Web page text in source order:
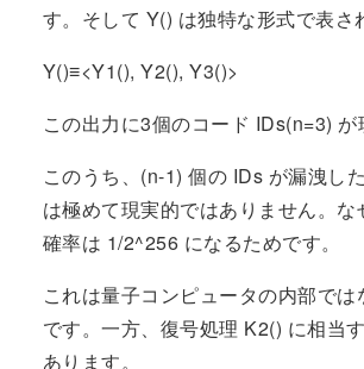
す。そして Y() は独特な形式で表さ
Y()≡<Y1(), Y2(), Y3()>
この出力に3個のコード IDs(n=3) が
このうち、(n-1) 個の IDs が漏洩し
は極めて現実的ではありません。
確率は 1/2^256 になるためです。
これは量子コンピュータの内部で
です。一方、復号処理 K2() に相当
あります。